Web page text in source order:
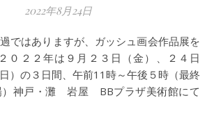
2022年8月24日
０２２年は９月２３日（金）、２４日
）の３日間、午前11時～午後５時（最終
）神戸・灘 岩屋 BBプラザ美術館にて